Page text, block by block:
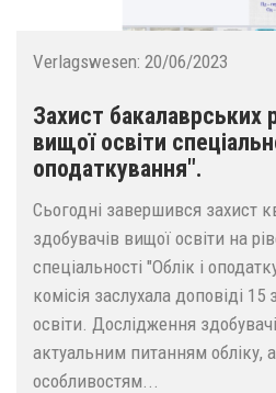
Verlagswesen: 20/06/2023
Захист бакалаврських
вищої освіти
оподаткування".
Сьогодні завершився захист
здобувачів вищої освіти на
спеціальності "Облік і
комісія заслухала доповіді
освіти. Дослідження
актуальним питанням обліку,
особливостям...